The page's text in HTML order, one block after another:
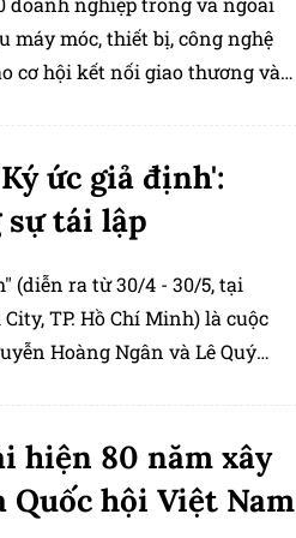
máy móc, thiết bị, công nghệ
cơ hội kết nối giao thương và
ức giả định':
tái lập
(diễn ra từ 30/4 - 30/5, tại
TP. Hồ Chí Minh) là cuộc
Hoàng Ngân và Lê Quý
hiện 80 năm xây
hội Việt Nam